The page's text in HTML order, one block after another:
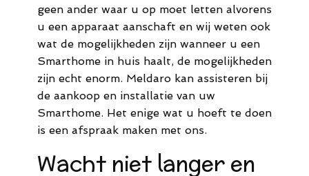
geen ander waar u op moet letten alvorens
u een apparaat aanschaft en wij weten ook
wat de mogelijkheden zijn wanneer u een
Smarthome in huis haalt, de mogelijkheden
zijn echt enorm. Meldaro kan assisteren bij
de aankoop en installatie van uw
Smarthome. Het enige wat u hoeft te doen
is een afspraak maken met ons.
Wacht niet langer en